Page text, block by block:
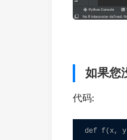
如果您
代码:
def f(x,